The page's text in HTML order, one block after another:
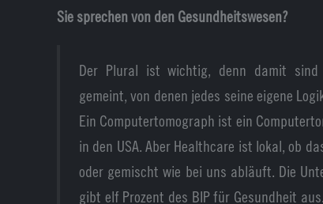
Sie sprechen von den Gesundheitswesen?
Der Plural ist wichtig, denn damit sind
gemeint, von denen jedes seine eigene
Ein Computertomograph ist ein
in den USA. Aber Healthcare ist lokal, ob
oder gemischt wie bei uns abläuft. Die
gibt elf Prozent des BIP für Gesundheit